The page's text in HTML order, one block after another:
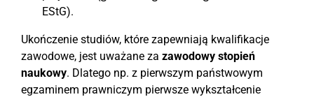
EStG).
Ukończenie studiów, które zapewniają kwalifikacje
zawodowe, jest uważane za zawodowy stopień
naukowy. Dlatego np. z pierwszym państwowym
egzaminem prawniczym pierwsze wykształcenie